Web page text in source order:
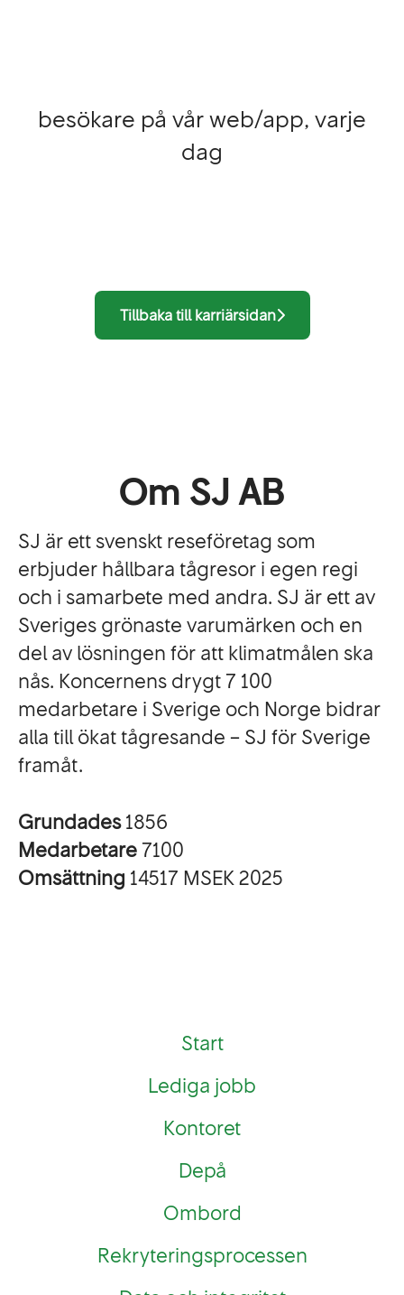
besökare på vår web/app, varje
dag
Tillbaka till karriärsidan
Om SJ AB
SJ är ett svenskt reseföretag som
erbjuder hållbara tågresor i egen regi
och i samarbete med andra. SJ är ett av
Sveriges grönaste varumärken och en
del av lösningen för att klimatmålen ska
nås. Koncernens drygt 7 100
medarbetare i Sverige och Norge bidrar
alla till ökat tågresande – SJ för Sverige
framåt.
Grundades1856
Medarbetare 7100
Omsättning 14517 MSEK 2025
Start
Lediga jobb
Kontoret
Depå
Ombord
Rekryteringsprocessen